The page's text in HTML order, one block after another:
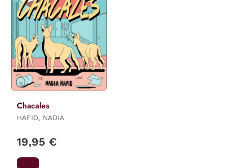
Chacales
HAFID, NADIA
19,95 €